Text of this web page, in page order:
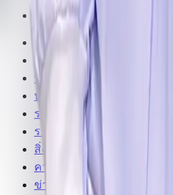
หน้าแรก
เกี่ยวกับเรา
ทันตแพทย์ของเรา
บริการ
รากฟันเทียม
ราคาค่ารักษา
สิ่งอำนวยความสะดวก
ความประทับใจ
ข่าวสาร